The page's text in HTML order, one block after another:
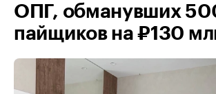
ОПГ, обманувших
пайщиков на ₽130